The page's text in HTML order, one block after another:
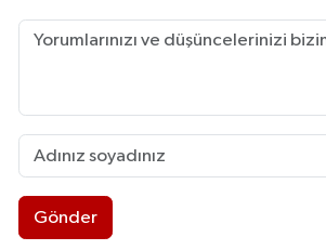
Gönder